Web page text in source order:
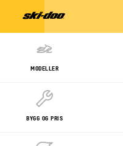
MODELLER
BYGG OG PRIS